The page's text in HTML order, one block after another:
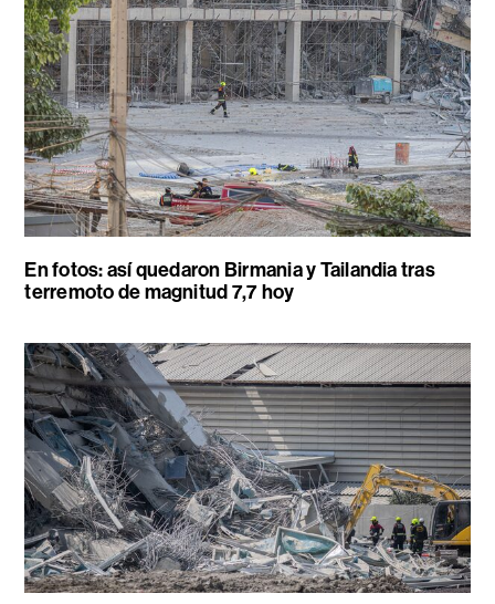
En fotos: así quedaron Birmania y Tailandia tras
terremoto de magnitud 7,7 hoy